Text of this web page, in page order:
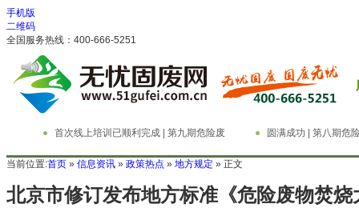
手机版
二维码
全国服务热线：400-666-5251
首次线上培训已顺利完成 | 第九期危险废
物管理与技术实务精英特训营
圆满成功 | 第八期危
务精英特训营
当前位置:首页 » 信息资讯 » 政策热点 » 地方规定 » 正文
北京市修订发布地方标准《危险废物焚